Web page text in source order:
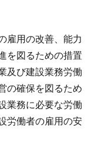
雇用の改善、能力
を図るための措置
及び建設業務労働
の確保を図るため
業務に必要な労働
労働者の雇用の安